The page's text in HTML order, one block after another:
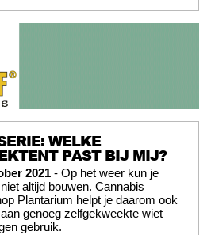
WELKE
PAST BIJ MIJ?
2021 - Op het weer kun je
altijd bouwen. Cannabis
Plantarium helpt je daarom ook
genoeg zelfgekweekte wiet
gebruik.